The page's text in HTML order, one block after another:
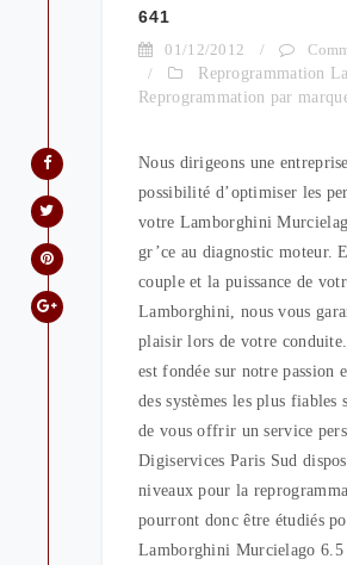
641
01/12/2012 /
/
Reprogrammation
Reprogrammation par
Nous dirigeons une
possibilité d’optimiser les
votre Lamborghini
gr’ce au diagnostic moteur.
couple et la puissance de
Lamborghini, nous vous
plaisir lors de votre
est fondée sur notre passion
des systèmes les plus fiables
de vous offrir un service
Digiservices Paris Sud
niveaux pour la
pourront donc être étudiés
Lamborghini Murcielago